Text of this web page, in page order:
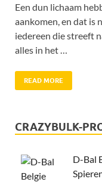
Een dun lichaam
aankomen, en dat is
iedereen die streeft
alles in het …
READ MORE
CRAZYBULK-
D-Bal